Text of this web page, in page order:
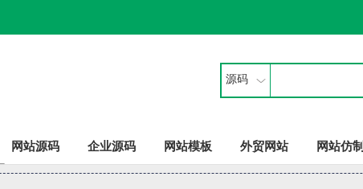
源码
网站源码 企业源码 网站模板 外贸网站 网站仿制